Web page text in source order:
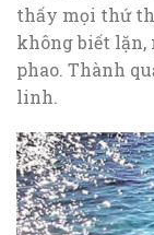
thấy mọi thứ
không biết lặn,
phao. Thành
linh.